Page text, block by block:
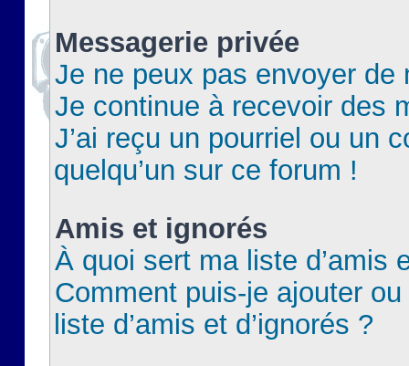
Messagerie privée
Je ne peux pas envoyer de
Je continue à recevoir des
J’ai reçu un pourriel ou un
quelqu’un sur ce forum !
Amis et ignorés
À quoi sert ma liste d’amis
Comment puis-je ajouter
liste d’amis et d’ignorés ?